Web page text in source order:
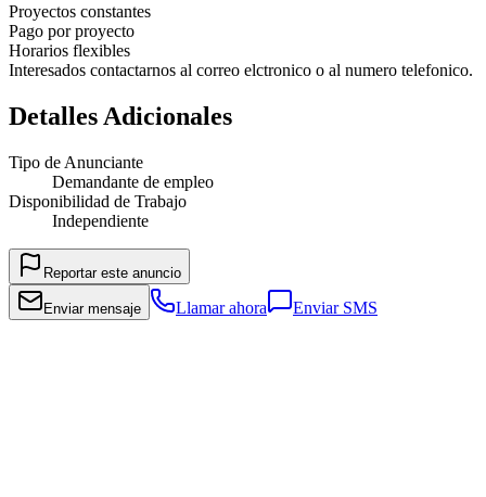
Proyectos constantes
Pago por proyecto
Horarios flexibles
Interesados contactarnos al correo elctronico o al numero telefonico.
Detalles Adicionales
Tipo de Anunciante
Demandante de empleo
Disponibilidad de Trabajo
Independiente
Reportar este anuncio
Enviar mensaje Llamar ahora Enviar SMS